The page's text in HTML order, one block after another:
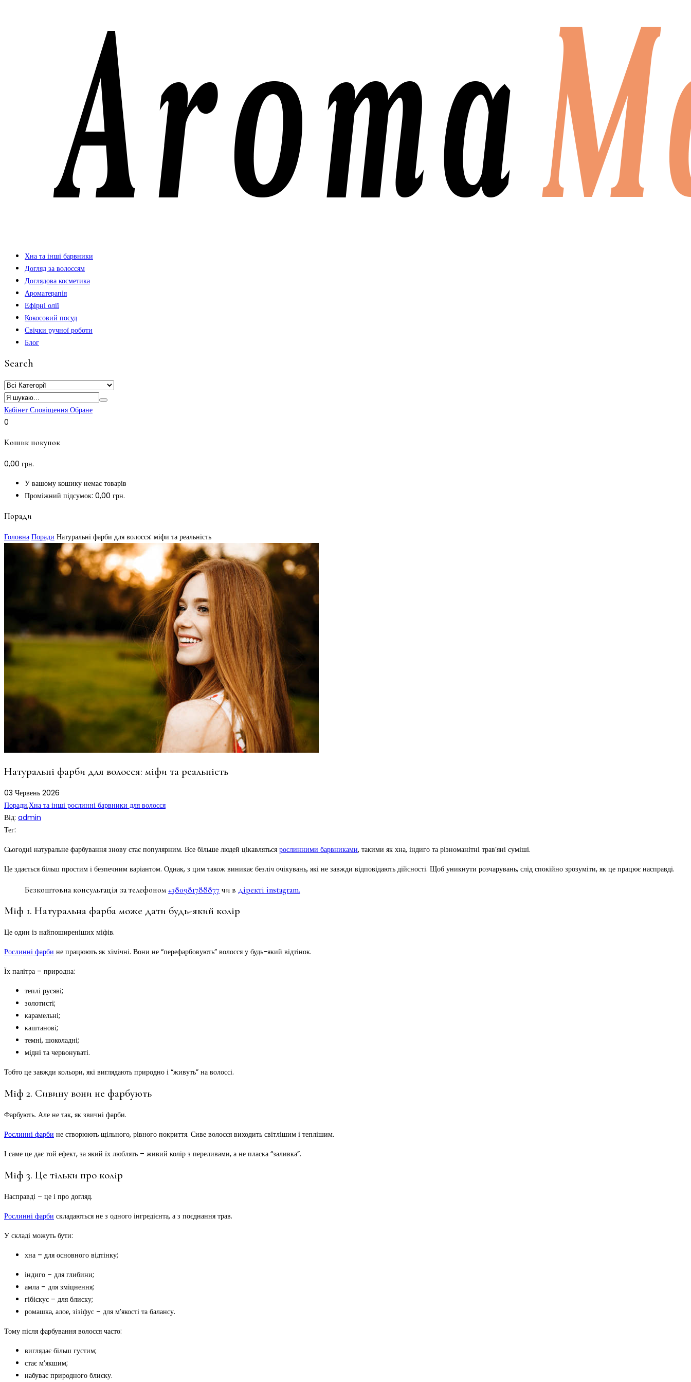
Хна та інші барвники
Догляд за волоссям
Доглядова косметика
Ароматерапія
Ефірні олії
Кокосовий посуд
Свічки ручної роботи
Блог
Search
Кабінет Сповіщення Обране
0
Кошик покупок
0,00 грн.
У вашому кошику немає товарів
Проміжний підсумок: 0,00 грн.
Поради
Головна Поради Натуральні фарби для волосся: міфи та реальність
Натуральні фарби для волосся: міфи та реальність
03 Червень 2026
Поради,Хна та інші рослинні барвники для волосся
Від: admin
Тег:
Сьогодні натуральне фарбування знову стає популярним. Все більше людей цікавляться рослинними барвниками, такими як хна, індиго та різноманітні трав’яні суміші.
Це здається більш простим і безпечним варіантом. Однак, з цим також виникає безліч очікувань, які не завжди відповідають дійсності. Щоб уникнути розчарувань, слід спокійно зрозуміти, як це працює насправді.
Безкоштовна консультація за телефоном +380981788877 чи в діректі instagram.
Міф 1. Натуральна фарба може дати будь-який колір
Це один із найпоширеніших міфів.
Рослинні фарби не працюють як хімічні. Вони не “перефарбовують” волосся у будь-який відтінок.
Їх палітра – природна:
теплі русяві;
золотисті;
карамельні;
каштанові;
темні, шоколадні;
мідні та червонуваті.
Тобто це завжди кольори, які виглядають природно і “живуть” на волоссі.
Міф 2. Сивину вони не фарбують
Фарбують. Але не так, як звичні фарби.
Рослинні фарби не створюють щільного, рівного покриття. Сиве волосся виходить світлішим і теплішим.
І саме це дає той ефект, за який їх люблять – живий колір з переливами, а не пласка “заливка”.
Міф 3. Це тільки про колір
Насправді – це і про догляд.
Рослинні фарби складаються не з одного інгредієнта, а з поєднання трав.
У складі можуть бути:
хна – для основного відтінку;
індиго – для глибини;
амла – для зміцнення;
гібіскус – для блиску;
ромашка, алое, зізіфус – для м’якості та балансу.
Тому після фарбування волосся часто:
виглядає більш густим;
стає м’якшим;
набуває природного блиску.